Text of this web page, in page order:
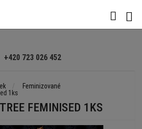
+420 723 026 452
Feminizované
1ks
FEMINISED 1KS